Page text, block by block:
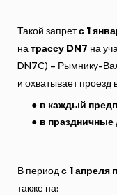
Такой запретс 1
натрассу DN7 на
DN7C) – Рымнику-
и охватывает проезд
в каждый
в праздничные
В периодс 1 апреля
также на: